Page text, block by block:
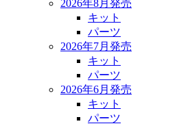
2026年8月発売
キット
パーツ
2026年7月発売
キット
パーツ
2026年6月発売
キット
パーツ